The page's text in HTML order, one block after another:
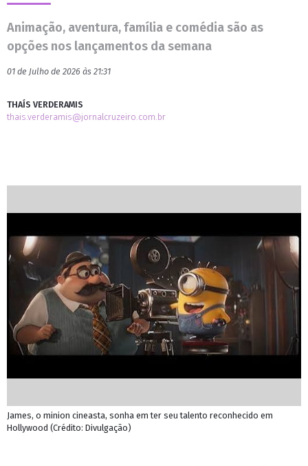
Animação, aventura, família e comédia são as
opções nos lançamentos da semana
01 de Julho de 2026 às 21:31
THAÍS VERDERAMIS
thais.verderamis@jornalcruzeiro.com.br
James, o minion cineasta, sonha em ter seu talento reconhecido em
Hollywood (Crédito: Divulgação)